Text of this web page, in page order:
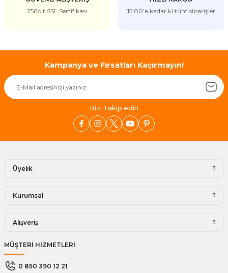
256bit SSL Sertifikası
15:00’a kadar ki tüm siparişler
Kampanya ve Fırsatları Kaçırmayın!
Bizi Takip edin
Üyelik
Kurumsal
Alışveriş
MÜŞTERİ HİZMETLERİ
0 850 390 12 21